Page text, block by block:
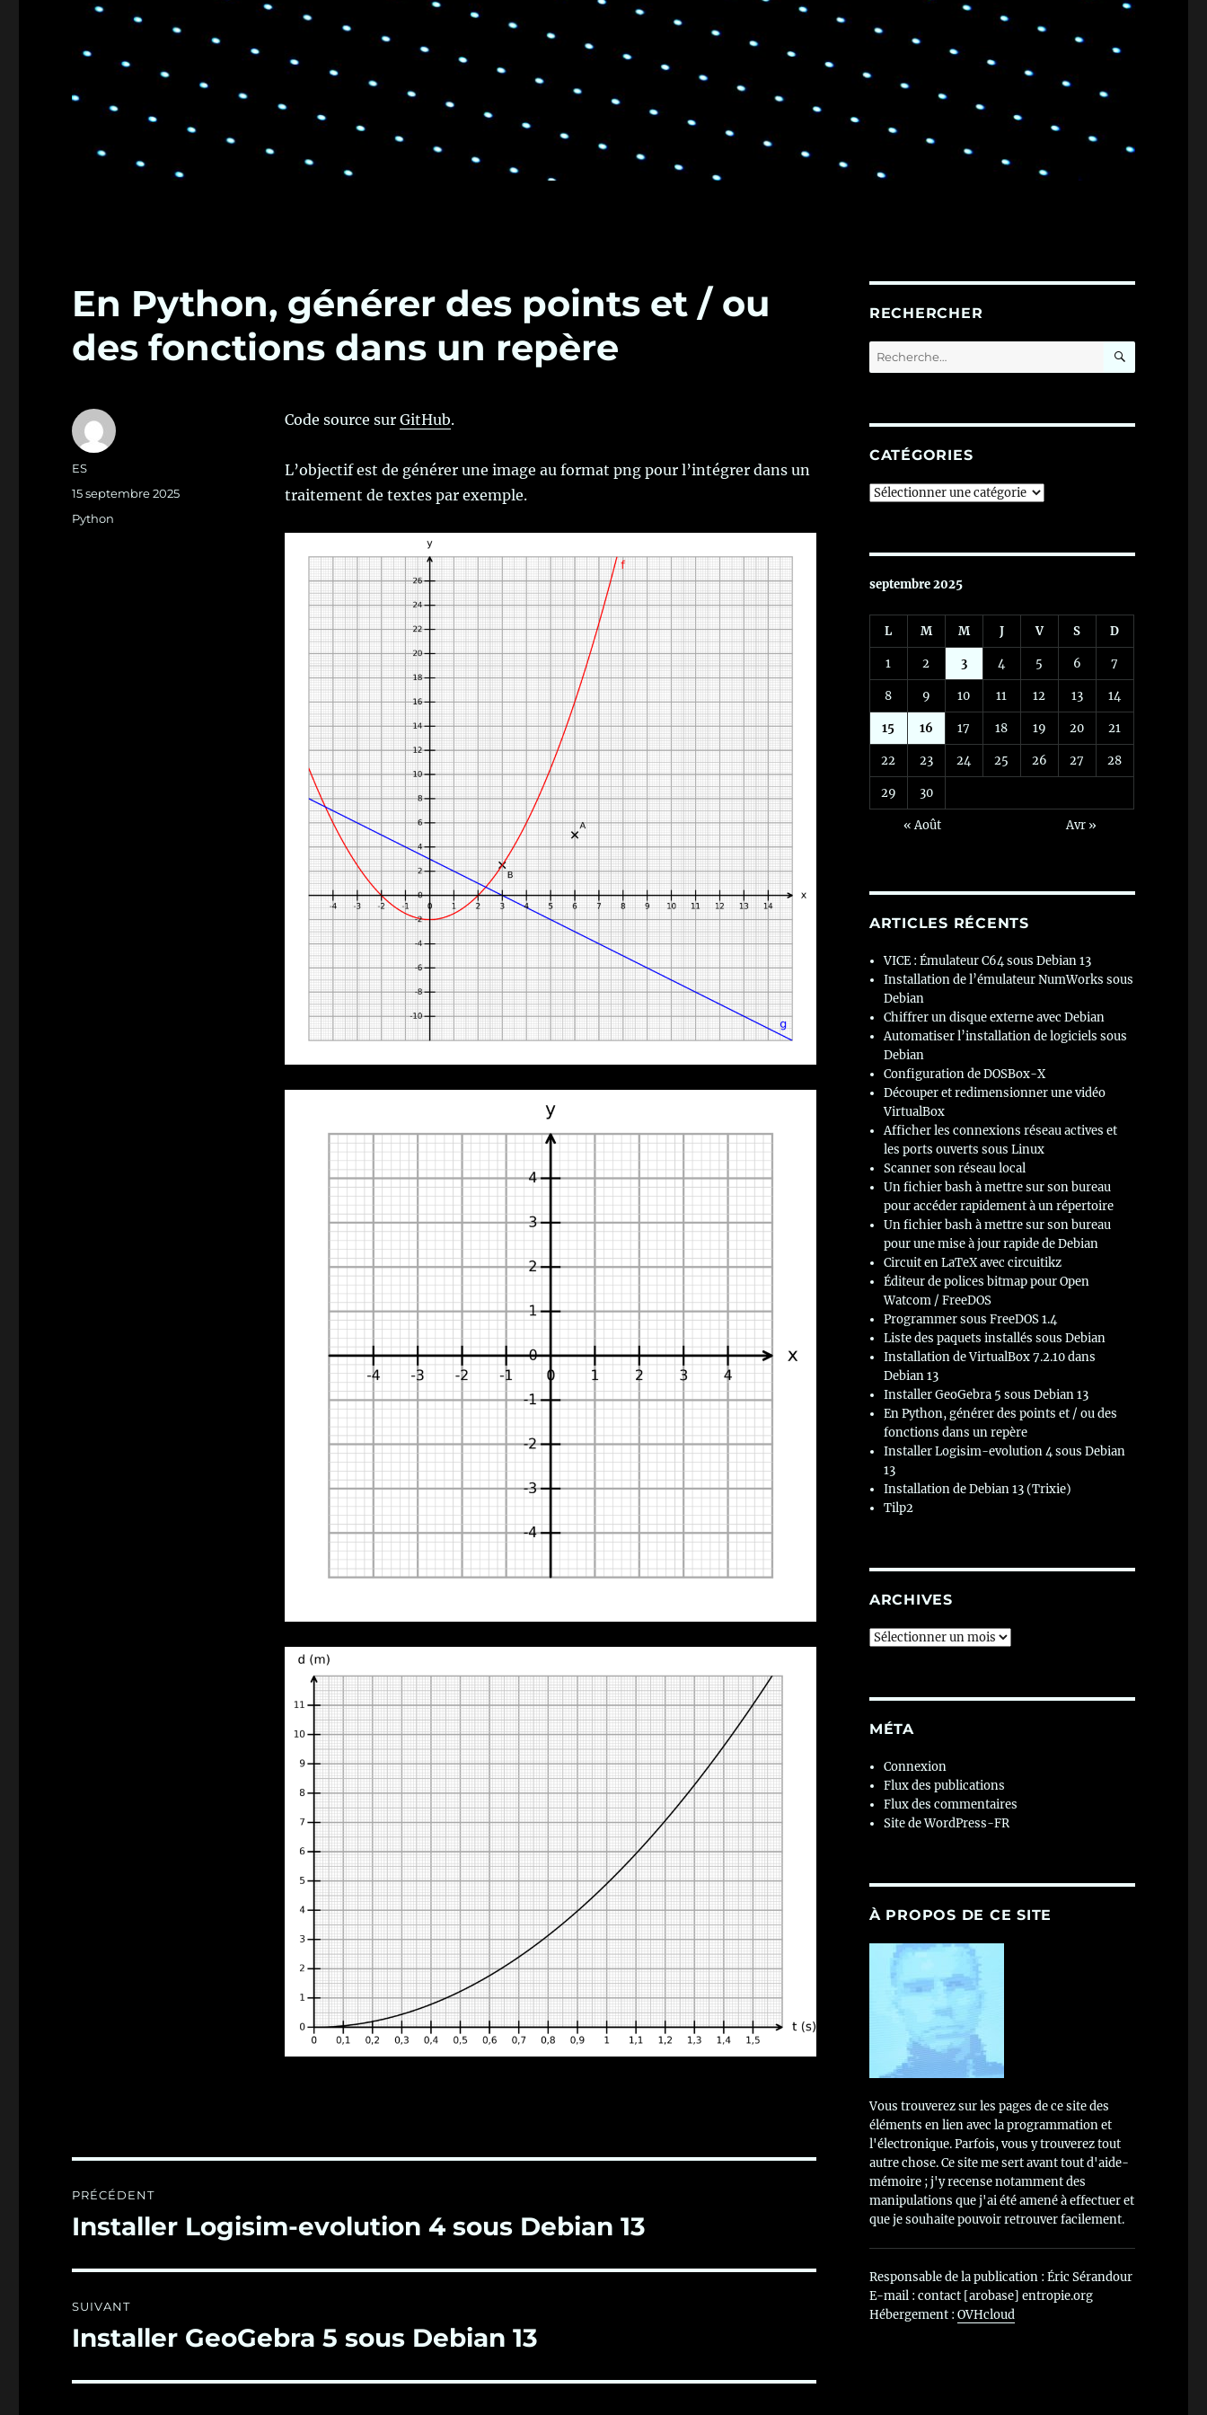
En Python, générer des points et / ou
des fonctions dans un repère
Code source sur GitHub.
L’objectif est de générer une image au format png pour l’intégrer dans un
traitement de textes par exemple.
Auteur
ES
Publié
le
15 septembre 2025
Catégories
Python
de
PRÉCÉDENT
Publication
Installer Logisim-evolution 4 sous Debian 13
SUIVANT
Publication
Installer GeoGebra 5 sous Debian 13
RECHERCHER
Recherche
pour :
CATÉGORIES
Catégories
septembre 2025
L M M J V S D
1 2 3 4 5 6 7
8 9 10 11 12 13 14
15 16 17 18 19 20 21
22 23 24 25 26 27 28
29 30
« Août Avr »
ARTICLES RÉCENTS
VICE : Émulateur C64 sous Debian 13
Installation de l’émulateur NumWorks sous
Debian
Chiffrer un disque externe avec Debian
Automatiser l’installation de logiciels sous
Debian
Configuration de DOSBox-X
Découper et redimensionner une vidéo
VirtualBox
Afficher les connexions réseau actives et
les ports ouverts sous Linux
Scanner son réseau local
Un fichier bash à mettre sur son bureau
pour accéder rapidement à un répertoire
Un fichier bash à mettre sur son bureau
pour une mise à jour rapide de Debian
Circuit en LaTeX avec circuitikz
Éditeur de polices bitmap pour Open
Watcom / FreeDOS
Programmer sous FreeDOS 1.4
Liste des paquets installés sous Debian
Installation de VirtualBox 7.2.10 dans
Debian 13
Installer GeoGebra 5 sous Debian 13
En Python, générer des points et / ou des
fonctions dans un repère
Installer Logisim-evolution 4 sous Debian
13
Installation de Debian 13 (Trixie)
Tilp2
ARCHIVES
Archives
MÉTA
Connexion
Flux des publications
Flux des commentaires
Site de WordPress-FR
À PROPOS DE CE SITE
Vous trouverez sur les pages de ce site des
éléments en lien avec la programmation et
l'électronique. Parfois, vous y trouverez tout
autre chose. Ce site me sert avant tout d'aide-
mémoire ; j'y recense notamment des
manipulations que j'ai été amené à effectuer et
que je souhaite pouvoir retrouver facilement.
Responsable de la publication : Éric Sérandour
E-mail : contact [arobase] entropie.org
Hébergement : OVHcloud